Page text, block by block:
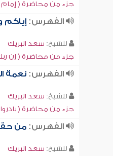
جزء من محاضرة ( إمام
الفهرس:إياكم
للشيخ: سعد البريك
جزء من محاضرة ( إن
الفهرس:نعمة
للشيخ: سعد البريك
جزء من محاضرة ( بادروا
الفهرس:من
للشيخ: سعد البريك